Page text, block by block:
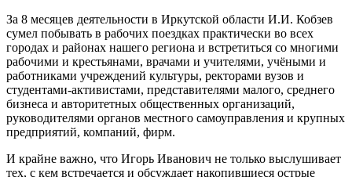
За 8 месяцев деятельности в Иркутской области И.И. Кобзев
сумел побывать в рабочих поездках практически во всех
городах и районах нашего региона и встретиться со многими
рабочими и крестьянами, врачами и учителями, учёными и
работниками учреждений культуры, ректорами вузов и
студентами-активистами, представителями малого, среднего
бизнеса и авторитетных общественных организаций,
руководителями органов местного самоуправления и крупных
предприятий, компаний, фирм.
И крайне важно, что Игорь Иванович не только выслушивает
тех, с кем встречается и обсуждает накопившиеся острые